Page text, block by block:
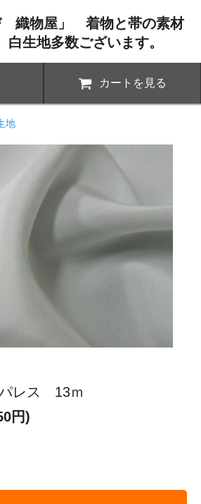
織物屋」 着物と帯の素材
白生地多数ございます。
カートを見る
地
レス 13ｍ
円)